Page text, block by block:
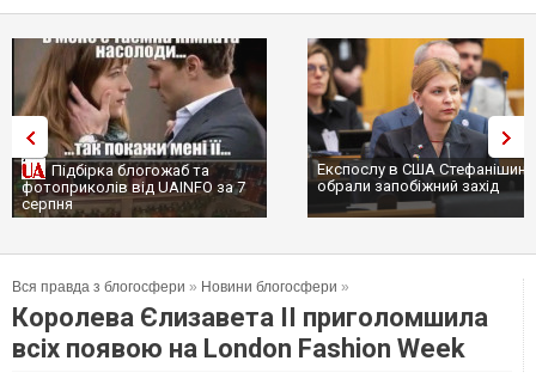
Експослу в США Стефанішиній
обрали запобіжний захід
Трамп не передасть Україні
сотні ракет до Patriot, бо у
Вся правда з блогосфери » Новини блогосфери »
Королева Єлизавета II приголомшила
всіх появою на London Fashion Week